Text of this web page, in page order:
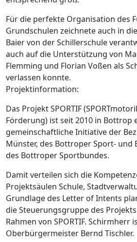
Für die perfekte Organisation des
Grundschulen zeichnete auch in
Baier von der Schillerschule
auch auf die Unterstützung von
Flemming und Florian Voßen als
verlassen konnte.
Projektinformation:
Das Projekt SPORTIF
Förderung) ist seit 2010 in Bottrop
gemeinschaftliche Initiative der
Münster, des Bottroper Sport- und
des Bottroper Sportbundes.
Damit verteilen sich die
Projektsäulen Schule,
Grundlage des Letter of Intents
die Steuerungsgruppe des
Rahmen von SPORTIF. Schirmherr
Oberbürgermeister Bernd Tischler.